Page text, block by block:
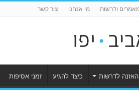
ודרשות מי אנחנו צור קשר
האזנה לדרשות כיצד להגיע זמני אסיפות